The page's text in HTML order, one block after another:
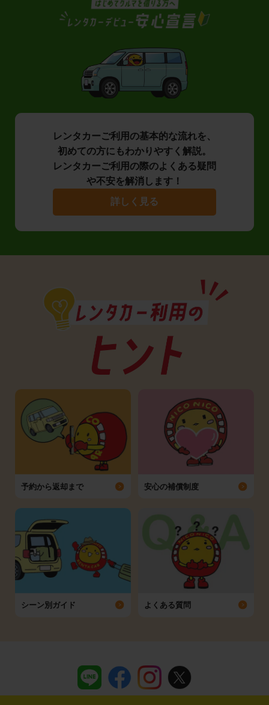
レンタカーご利用の基本的な流れを、
初めての方にもわかりやすく解説。
レンタカーご利用の際のよくある疑問
や不安を解消します！
詳しく見る
予約から返却まで 安心の補償制度
シーン別ガイド よくある質問